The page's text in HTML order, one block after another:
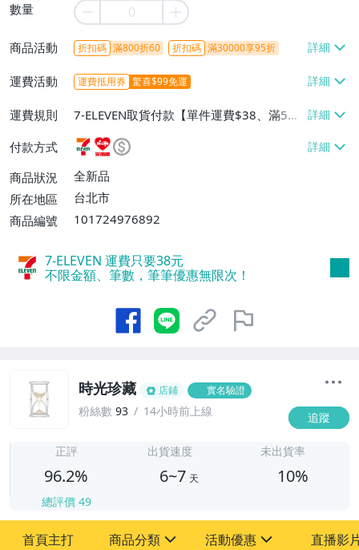
數量
商品活動 折扣碼 滿800折60 折扣碼 滿30000享95折
運費活動 運費抵用券 驚喜$99免運
運費規則
7-ELEVEN取貨付款【單件運費$38、滿5件
或消費滿$1298免運費】、7-ELEVEN取貨
不付款【免運費】、萊爾富取貨付款【單件
運費$60、滿5件或消費滿$1298免運
費】、宅配/貨運【單件運費$120、滿5件
付款方式
商品狀況
全新品
所在地區
台北市
商品編號
101724976892
7-ELEVEN 運費只要38元
不限金額、筆數，筆筆優惠無限次！
時光珍藏 店鋪 實名驗證
粉絲數 93 14小時前上線 追蹤
正評
96.2%
總評價 49
出貨速度
6~7 天
未出貨率
10%
首頁主打 商品分類 活動優惠 直播影